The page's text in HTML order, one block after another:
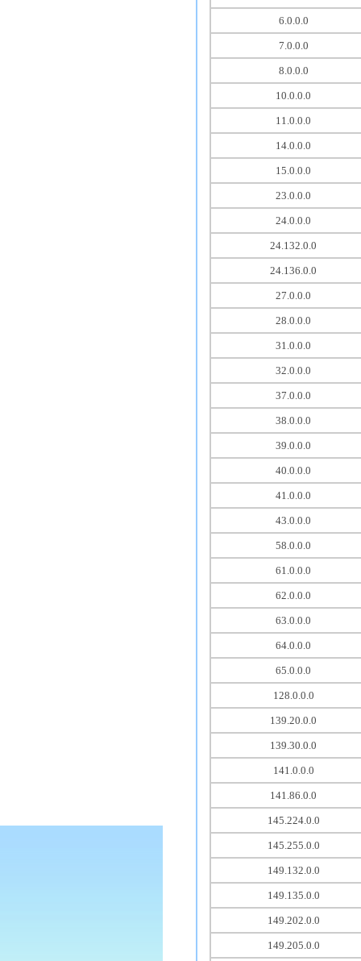
6.0.0.0
7.0.0.0
8.0.0.0
10.0.0.0
11.0.0.0
14.0.0.0
15.0.0.0
23.0.0.0
24.0.0.0
24.132.0.0
24.136.0.0
27.0.0.0
28.0.0.0
31.0.0.0
32.0.0.0
37.0.0.0
38.0.0.0
39.0.0.0
40.0.0.0
41.0.0.0
43.0.0.0
58.0.0.0
61.0.0.0
62.0.0.0
63.0.0.0
64.0.0.0
65.0.0.0
128.0.0.0
139.20.0.0
139.30.0.0
141.0.0.0
141.86.0.0
145.224.0.0
145.255.0.0
149.132.0.0
149.135.0.0
149.202.0.0
149.205.0.0